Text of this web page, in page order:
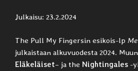
Julkaisu: 23.2.2024
The Pull My Fingersin esikois-lp
julkaistaan alkuvuodesta 2024.
Eläkeläiset– ja the Nightingales -